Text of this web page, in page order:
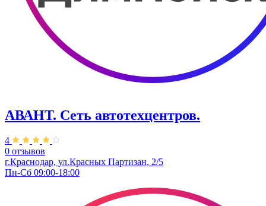
АВАНТ. ​Сеть автотехцентров.
4
0 отзывов
г.Краснодар, ул.Красных Партизан, 2/5
Пн-Сб 09:00-18:00